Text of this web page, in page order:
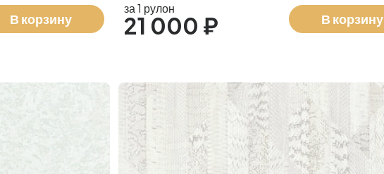
В корзину
за 1 рулон
21 000 ₽ В корзину